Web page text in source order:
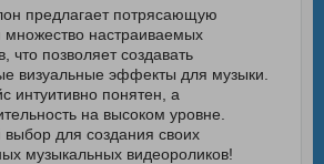
предлагает потрясающую
множество настраиваемых
что позволяет создавать
визуальные эффекты для музыки.
интуитивно понятен, а
на высоком уровне.
для создания своих
музыкальных видеороликов!